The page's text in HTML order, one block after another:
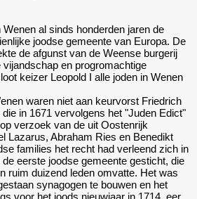
al sinds honderden jaren de
joodse gemeente van Europa. De
de afgunst van de Weense burgerij
en progromachtige
keizer Leopold I alle joden in Wenen
waren niet aan keurvorst Friedrich
in 1671 vervolgens het "Juden Edict"
verzoek van de uit Oostenrijk
Lazarus, Abraham Ries en Benedikt
families het recht had verleend zich in
eerste joodse gemeente gesticht, die
ruim duizend leden omvatte. Het was
synagogen te bouwen en het
voor het joods nieuwjaar in 1714, eer